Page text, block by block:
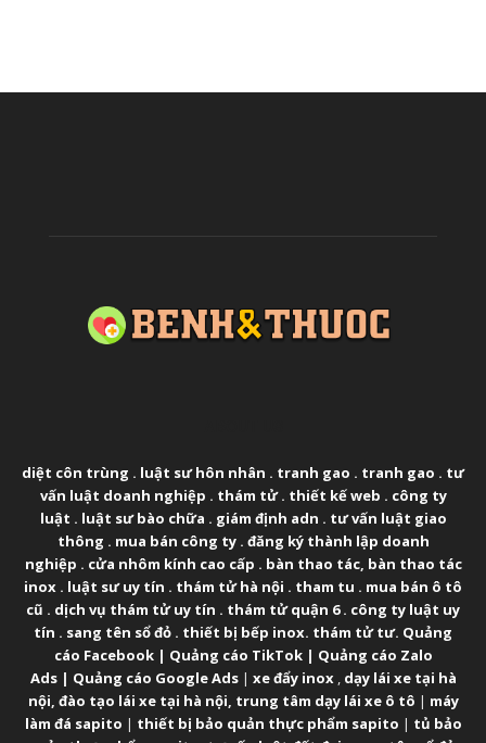
diệt côn trùng . luật sư hôn nhân . tranh gao . tranh gao . tư
vấn luật doanh nghiệp . thám tử. thiết kế web . công ty
luật . luật sư bào chữa . giám định adn . tư vấn luật giao
thông . mua bán công ty. đăng ký thành lập doanh
nghiệp . cửa nhôm kính cao cấp . bàn thao tác, bàn thao tác
inox . luật sư uy tín . thám tử hà nội . tham tu . mua bán ô tô
cũ . dịch vụ thám tử uy tín . thám tử quận 6. công ty luật uy
tín . sang tên sổ đỏ . thiết bị bếp inox. thám tử tư. Quảng
cáo Facebook| Quảng cáo TikTok| Quảng cáo Zalo
Ads| Quảng cáo Google Ads| xe đẩy inox, dạy lái xe tại hà
nội, đào tạo lái xe tại hà nội, trung tâm dạy lái xe ô tô | máy
làm đá sapito | thiết bị bảo quản thực phẩm sapito | tủ bảo